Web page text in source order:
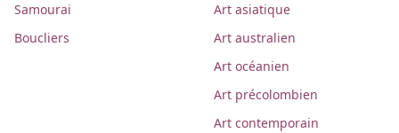
Samourai
Boucliers
Art asiatique
Art australien
Art océanien
Art précolombien
Art contemporain